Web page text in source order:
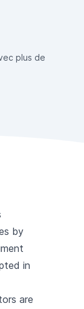
plus de
by
in
are